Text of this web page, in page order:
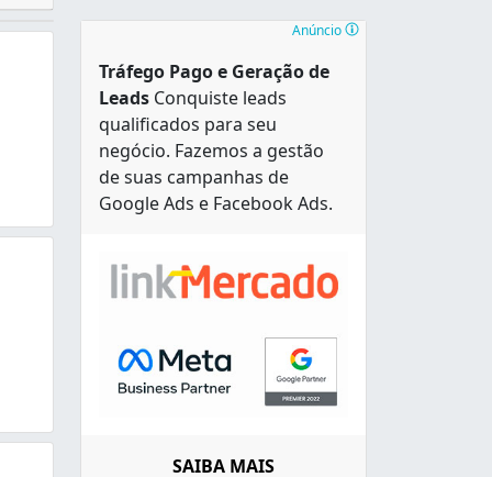
Anúncio
Tráfego Pago e Geração de
Leads Conquiste leads
qualificados para seu
negócio. Fazemos a gestão
de suas campanhas de
Google Ads e Facebook Ads.
SAIBA MAIS